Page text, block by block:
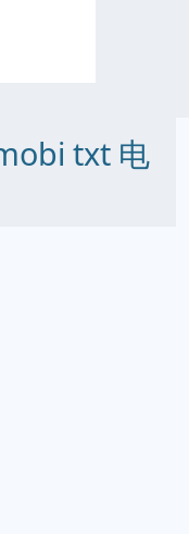
txt 电